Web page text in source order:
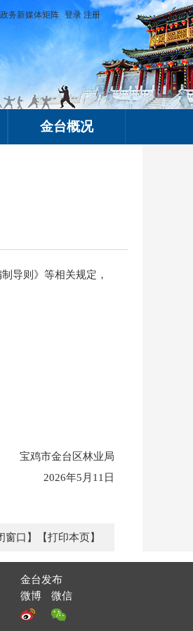
务新媒体矩阵 登录 注册
金台概况
导则》等相关规定，
宝鸡市金台区林业局
2026年5月11日
【打印本页】
窗口】
金台发布
微博
微信